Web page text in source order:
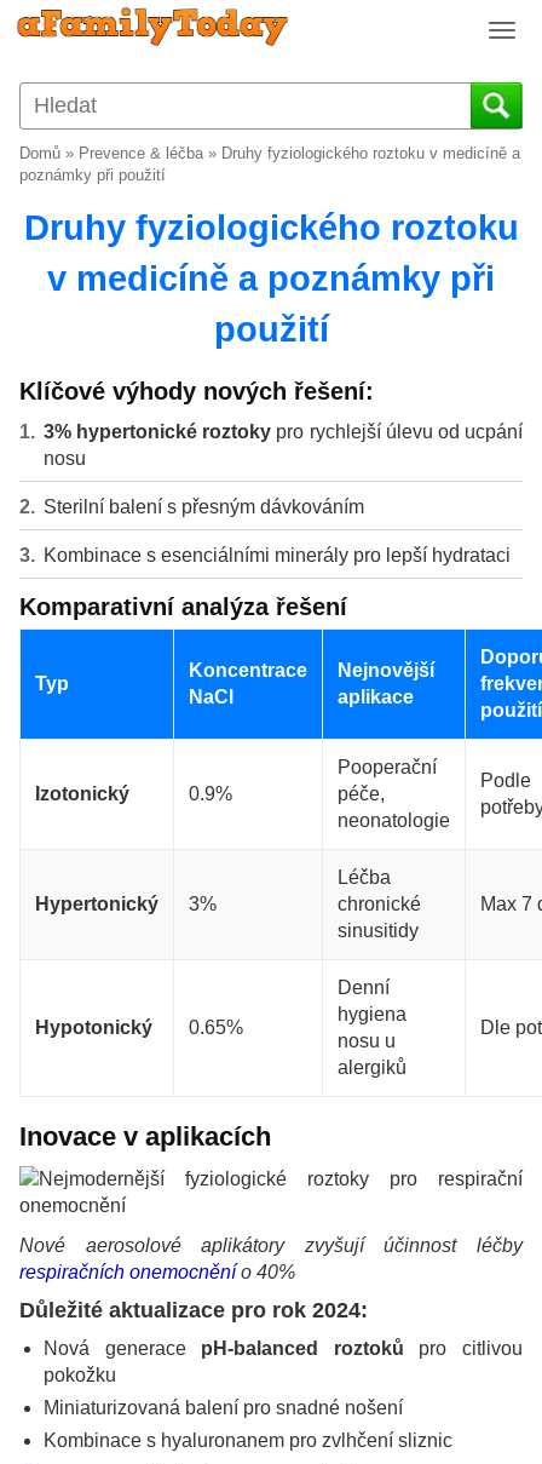
T
g
g
a
v
n
Domů » Prevence & léčba» Druhy fyziologického roztoku v medicíně a
poznámky při použití
Druhy fyziologického roztoku
v medicíně a poznámky při
použití
Klíčové výhody nových řešení:
3% hypertonické roztoky pro rychlejší úlevu od ucpání
nosu
Sterilní balení s přesným dávkováním
Kombinace s esenciálními minerály pro lepší hydrataci
Komparativní analýza řešení
Typ
Koncentrace
NaCl
Nejnovější
aplikace
použití
Izotonický 0.9%
Pooperační
péče,
neonatologie
Podle
Hypertonický 3%
Léčba
chronické
sinusitidy
Max 7
Hypotonický 0.65%
Denní
hygiena
nosu u
alergiků
Dle
Inovace v aplikacích
Nové aerosolové aplikátory zvyšují účinnost léčby
respiračních onemocněnío 40%
Důležité aktualizace pro rok 2024:
Nová generace pH-balanced roztoků pro citlivou
pokožku
Miniaturizovaná balení pro snadné nošení
Kombinace s hyaluronanem pro zvlhčení sliznic